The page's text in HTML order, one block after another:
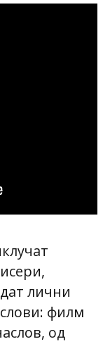
лични
филм
од